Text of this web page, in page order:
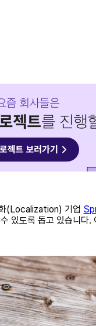
(Localization) 기업
있도록 돕고 있습니